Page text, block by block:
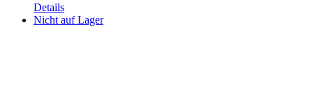
Details
Nicht auf Lager